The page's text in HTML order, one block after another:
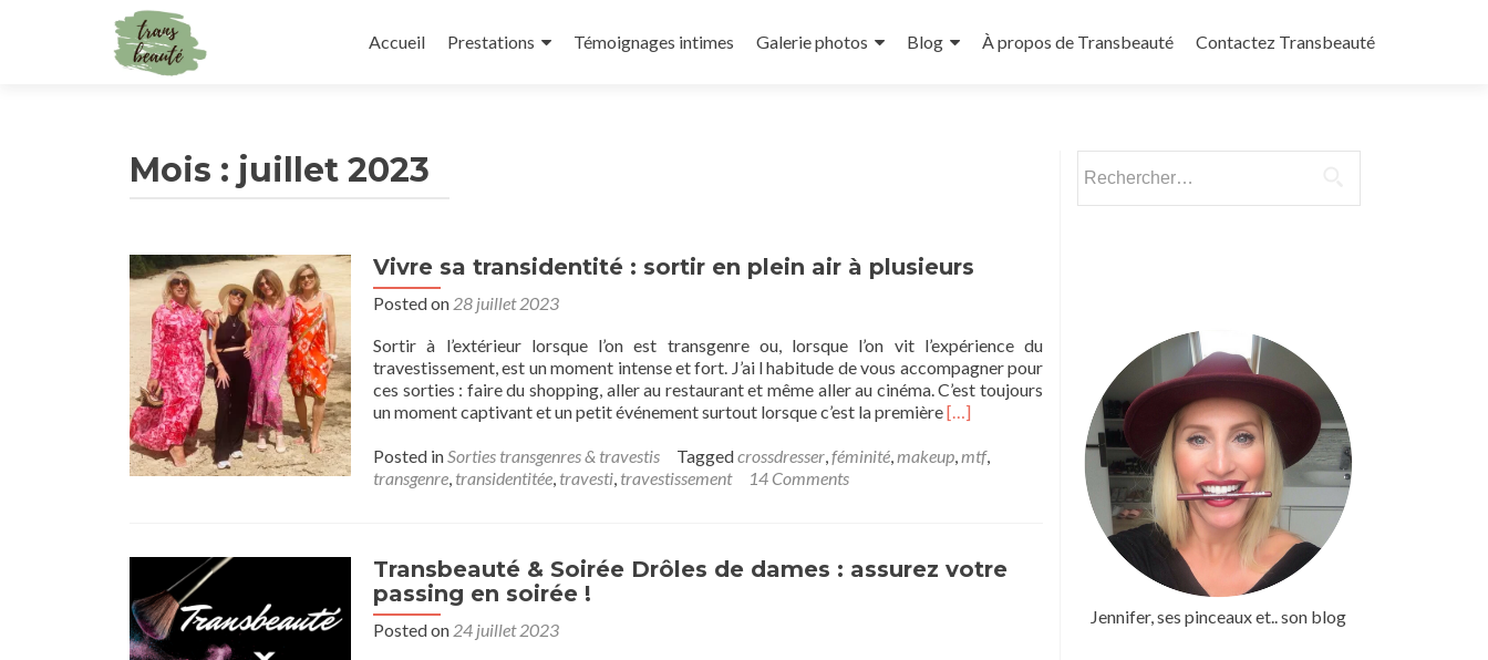
to
Accueil Prestations Témoignages intimes Galerie photos Blog À propos de Transbeauté Contactez Transbeauté
Mois : juillet 2023
Vivre sa transidentité : sortir en plein air à plusieurs
Posted on 28 juillet 2023
Sortir à l’extérieur lorsque l’on est transgenre ou, lorsque l’on vit l’expérience du
travestissement, est un moment intense et fort. J’ai l habitude de vous accompagner pour
ces sorties : faire du shopping, aller au restaurant et même aller au cinéma. C’est toujours
un moment captivant et un petit événement surtout lorsque c’est la premièreRead
about
sortir
[…]
Posted inSorties transgenres & travestis Taggedcrossdresser,féminité,makeup,mtf,
transgenre, transidentitée, travesti, travestissement 14 Comments
Transbeauté & Soirée Drôles de dames : assurez votre
passing en soirée !
Posted on 24 juillet 2023
Jennifer, ses pinceaux et.. son blog